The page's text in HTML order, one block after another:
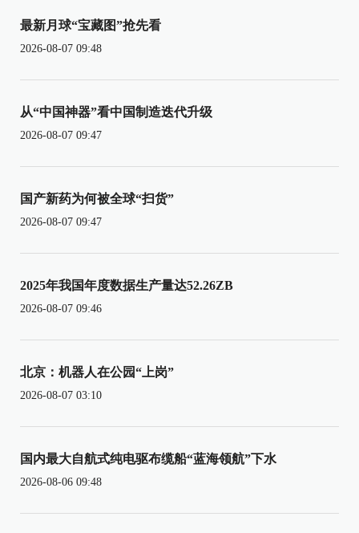
最新月球“宝藏图”抢先看
2026-08-07 09:48
从“中国神器”看中国制造迭代升级
2026-08-07 09:47
国产新药为何被全球“扫货”
2026-08-07 09:47
2025年我国年度数据生产量达52.26ZB
2026-08-07 09:46
北京：机器人在公园“上岗”
2026-08-07 03:10
国内最大自航式纯电驱布缆船“蓝海领航”下水
2026-08-06 09:48